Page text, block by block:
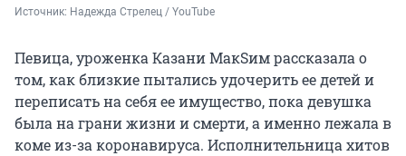
Источник: Надежда Стрелец / YouTube
Певица, уроженка Казани МакSим рассказала о
том, как близкие пытались удочерить ее детей и
переписать на себя ее имущество, пока девушка
была на грани жизни и смерти, а именно лежала в
коме из-за коронавируса. Исполнительница хитов